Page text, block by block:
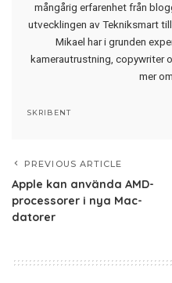
mångårig erfarenhet från
utvecklingen av Tekniksmart
Mikael har i grunden
kamerautrustning, copywriter
mer
SKRIBENT
PREVIOUS ARTICLE
Apple kan använda AMD-
processorer i nya Mac-
datorer